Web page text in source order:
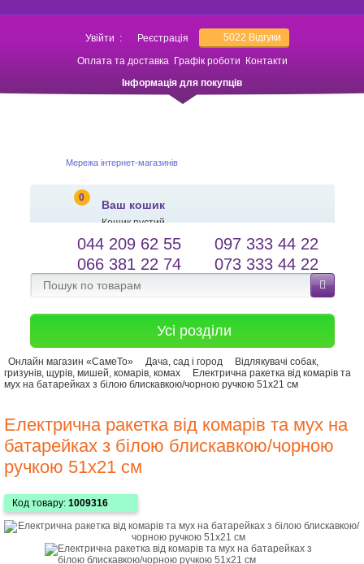
Увійти : Реєстрація 5022 Відгуки
Оплата та доставка Графік роботи
Контакти
Інформація для покупців
Мережа інтернет-магазинів
0
Ваш кошик
Кошик пустий
salessameto@gmail.com
Зворотній зв'язок
Мова сайту
044 209 62 55
097 333 44 22
066 381 22 74
073 333 44 22
Усі розділи
Онлайн магазин «СамеТо» Дача, сад і город
Відлякувачі собак,
гризунів, щурів, мишей, комарів, комах
Електрична ракетка від комарів та
мух на батарейках з білою блискавкою/чорною ручкою 51х21 см
Електрична ракетка від комарів та мух на
батарейках з білою блискавкою/чорною
ручкою 51х21 см
Код товару: 1009316